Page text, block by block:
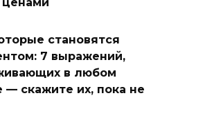
становятся
7 выражений,
в любом
— скажите их, пока не